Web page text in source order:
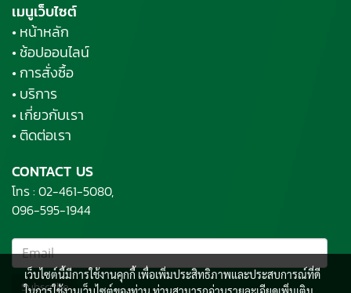
เมนูเว็บไซต์
• หน้าหลัก
• ช้อปออนไลน์
• การสั่งซื้อ
• บริการ
• เกี่ยวกับเรา
• ติดต่อเรา
CONTACT US
โทร : 02-461-5080,
096-595-1944
Subscribe
เว็บไซต์นี้มีการใช้งานคุกกี้ เพื่อเพิ่มประสิทธิภาพและประสบการณ์ที่ดี